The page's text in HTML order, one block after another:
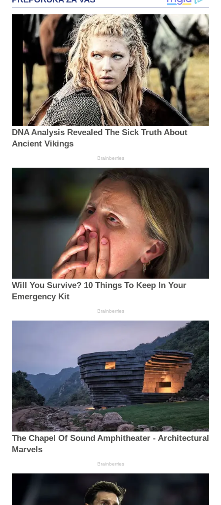
DNA Analysis Revealed The Sick Truth About
Ancient Vikings
Brainberries
Will You Survive? 10 Things To Keep In Your
Emergency Kit
Brainberries
The Chapel Of Sound Amphitheater - Architectural
Marvels
Brainberries